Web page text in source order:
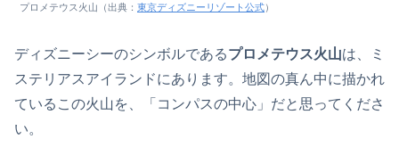
プロメテウス火山（出典： 東京ディズニーリゾート公式）
ディズニーシーのシンボルであるプロメテウス火山は、ミ
ステリアスアイランドにあります。地図の真ん中に描かれ
ているこの火山を、「コンパスの中心」だと思ってくださ
い。